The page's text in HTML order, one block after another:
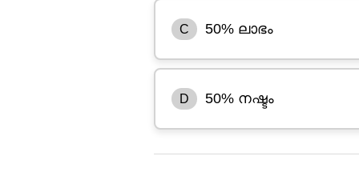
C 50% ലാഭം
D 50% നഷ്ടം